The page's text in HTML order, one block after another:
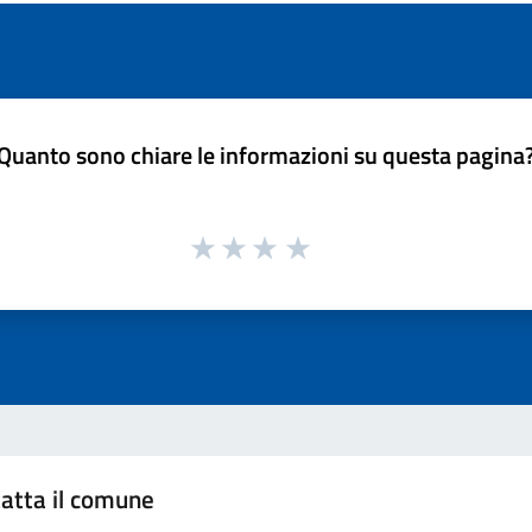
sono chiare le informazioni su questa
il comune